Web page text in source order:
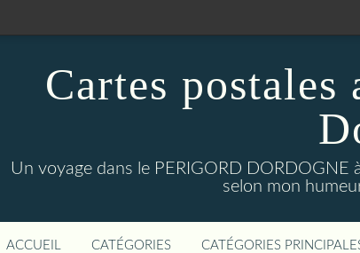
Cartes postales
Un voyage dans le PERIGORD DORDOGNE
selon mon
ACCUEIL CATÉGORIES CATÉGORIES